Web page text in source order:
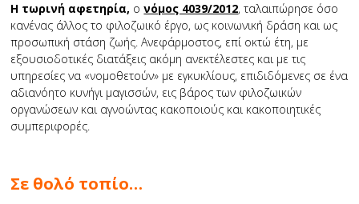
Η τωρινή αφετηρία, ονόμος 4039/2012, ταλαιπώρησε όσο
κανένας άλλος το φιλοζωικό έργο, ως κοινωνική δράση και ως
προσωπική στάση ζωής. Ανεφάρμοστος, επί οκτώ έτη, με
εξουσιοδοτικές διατάξεις ακόμη ανεκτέλεστες και με τις
υπηρεσίες να «νομοθετούν» με εγκυκλίους, επιδιδόμενες σε ένα
αδιανόητο κυνήγι μαγισσών, εις βάρος των φιλοζωικών
οργανώσεων και αγνοώντας κακοποιούς και κακοποιητικές
συμπεριφορές.
Σε θολό τοπίο…